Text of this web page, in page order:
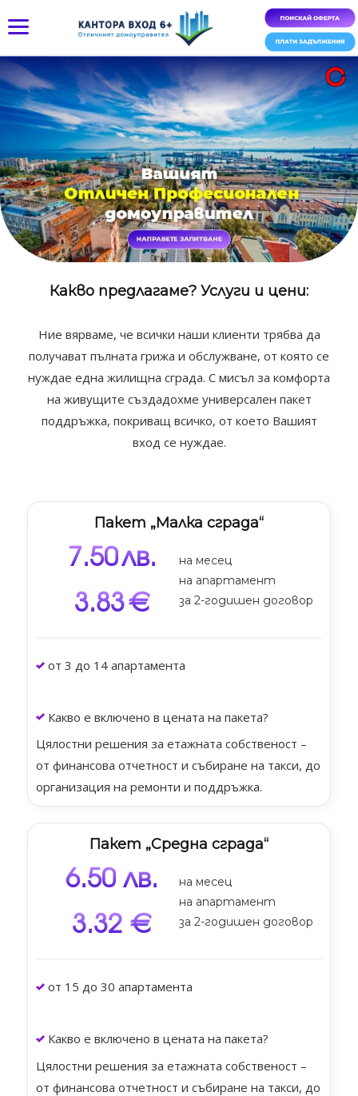
Какво предлагаме? Услуги и цени:
Ние вярваме, че всички наши клиенти трябва да
получават пълната грижа и обслужване, от която се
нуждае една жилищна сграда. С мисъл за комфорта
на живущите създадохме универсален пакет
поддръжка, покриващ всичко, от което Вашият
вход се нуждае.
Пакет „Малка сграда“
7.50лв.
3.83€
на месец
на апартамент
за 2-годишен договор
от 3 до 14 апартамента
Какво е включено в цената на пакета?
Цялостни решения за етажната собственост –
от финансова отчетност и събиране на такси, до
организация на ремонти и поддръжка.
Пакет „Средна сграда“
6.50 лв.
3.32 €
на месец
на апартамент
за 2-годишен договор
от 15 до 30 апартамента
Какво е включено в цената на пакета?
Цялостни решения за етажната собственост –
от финансова отчетност и събиране на такси, до